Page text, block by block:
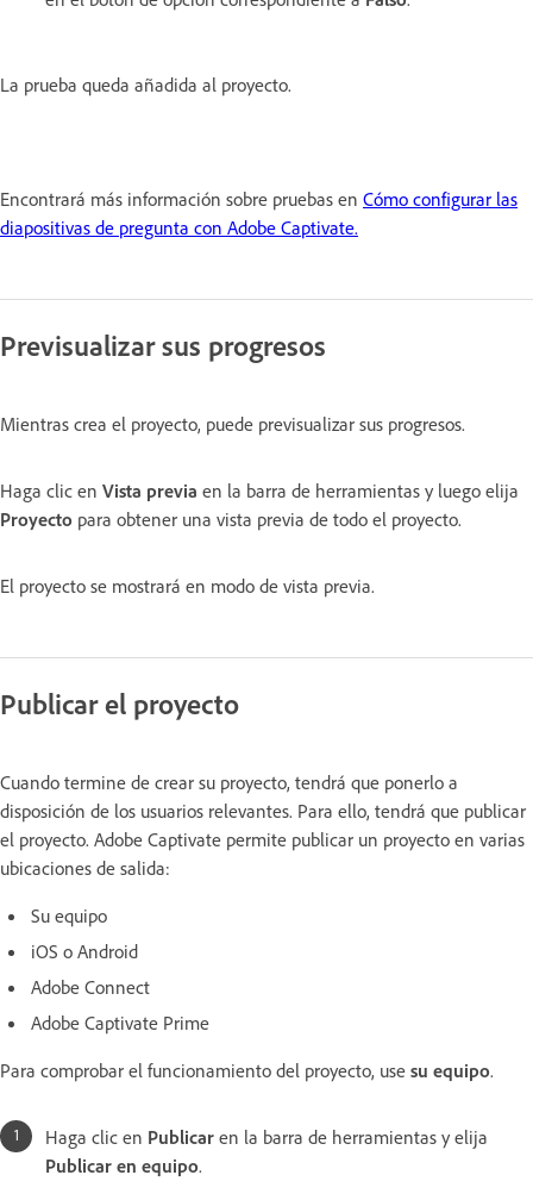
La prueba queda añadida al proyecto.
Encontrará más información sobre pruebas en Cómo configurar las
diapositivas de pregunta con Adobe Captivate.
Previsualizar sus progresos
Mientras crea el proyecto, puede previsualizar sus progresos.
Haga clic en Vista previa en la barra de herramientas y luego elija
Proyecto para obtener una vista previa de todo el proyecto.
El proyecto se mostrará en modo de vista previa.
Publicar el proyecto
Cuando termine de crear su proyecto, tendrá que ponerlo a
disposición de los usuarios relevantes. Para ello, tendrá que publicar
el proyecto. Adobe Captivate permite publicar un proyecto en varias
ubicaciones de salida:
Su equipo
iOS o Android
Adobe Connect
Adobe Captivate Prime
Para comprobar el funcionamiento del proyecto, use su equipo.
Haga clic en Publicar en la barra de herramientas y elija
Publicar en equipo.